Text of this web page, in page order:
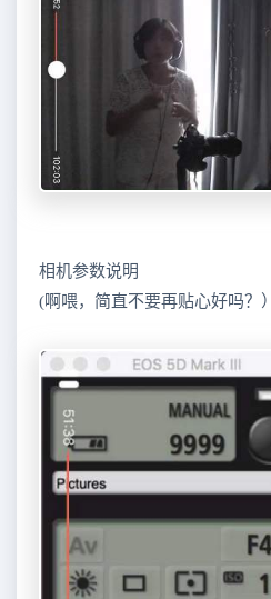
相机参数说明
(啊喂，简直不要再贴心好吗？）